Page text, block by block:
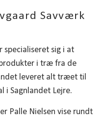
Savværk
specialiseret sig i at
i træ fra de
leveret alt træet til
i Sagnlandet Lejre.
Palle Nielsen vise rundt